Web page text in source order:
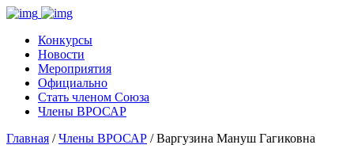
Конкурсы
Новости
Мероприятия
Официально
Стать членом Союза
Члены ВРОСАР
Главная /Члены ВРОСАР / Варгузина Мануш Гагиковна